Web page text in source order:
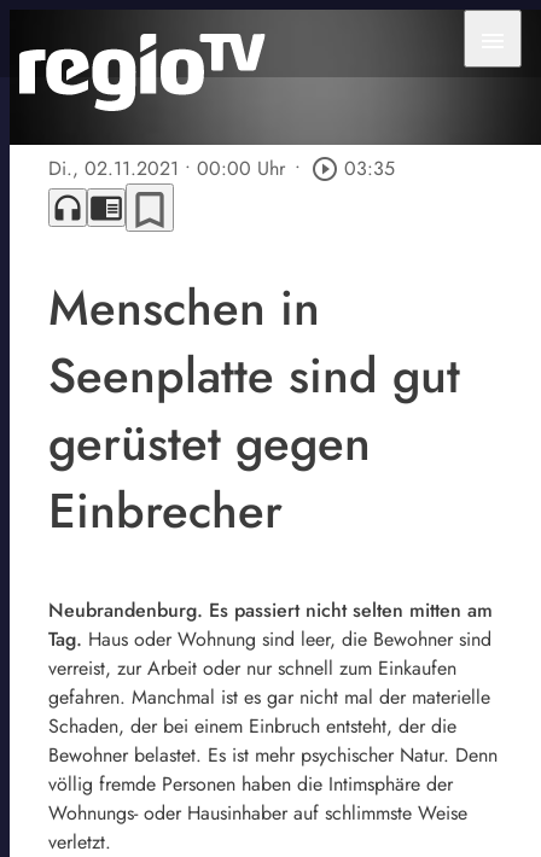
Di., 02.11.2021 • 00:00 Uhr • play_circle_outline 03:35
headphones chrome_reader_mode bookmark_border
Menschen in
Seenplatte sind gut
gerüstet gegen
Einbrecher
Neubrandenburg. Es passiert nicht selten mitten am
Tag. Haus oder Wohnung sind leer, die Bewohner sind
verreist, zur Arbeit oder nur schnell zum Einkaufen
gefahren. Manchmal ist es gar nicht mal der materielle
Schaden, der bei einem Einbruch entsteht, der die
Bewohner belastet. Es ist mehr psychischer Natur. Denn
völlig fremde Personen haben die Intimsphäre der
Wohnungs- oder Hausinhaber auf schlimmste Weise
verletzt.